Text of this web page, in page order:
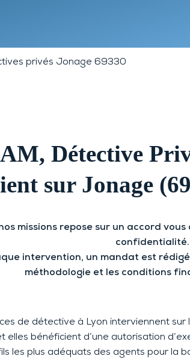
privés Jonage 69330
Détective
sur Jonage
missions repose sur un accord
confidentialité.
intervention, un mandat est
méthodologie et les conditions
de détective à Lyon interviennent
elles bénéficient d’une autorisation
les plus adéquats des agents pour la